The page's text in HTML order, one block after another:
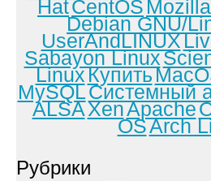
HatCentOSMozilla
Debian GNU/
UserAndLINUX
Sabayon Linux
LinuxКупить
MySQLСистемный
ALSAXenApache
OSArch
Рубрики